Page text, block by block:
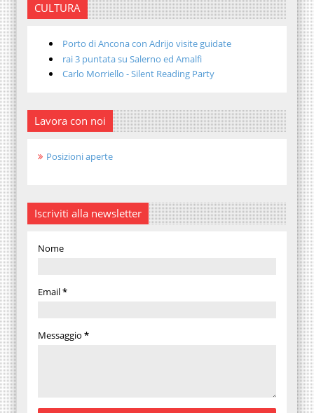
CULTURA
Porto di Ancona con Adrijo visite guidate
rai 3 puntata su Salerno ed Amalfi
Carlo Morriello - Silent Reading Party
Lavora con noi
Posizioni aperte
Iscriviti alla newsletter
Nome
Email*
Messaggio *